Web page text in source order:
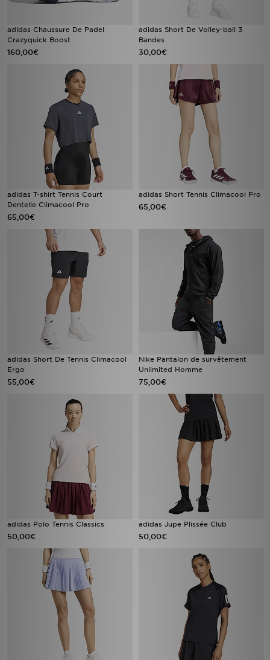
adidas Chaussure De Padel
Crazyquick Boost
160,00€
adidas Short De Volley-ball 3
Bandes
30,00€
adidas T-shirt Tennis Court
Dentelle Climacool Pro
65,00€
adidas Short Tennis Climacool Pro
65,00€
adidas Short De Tennis Climacool
Ergo
55,00€
Nike Pantalon de survêtement
Unlimited Homme
75,00€
adidas Polo Tennis Classics
50,00€
adidas Jupe Plissée Club
50,00€